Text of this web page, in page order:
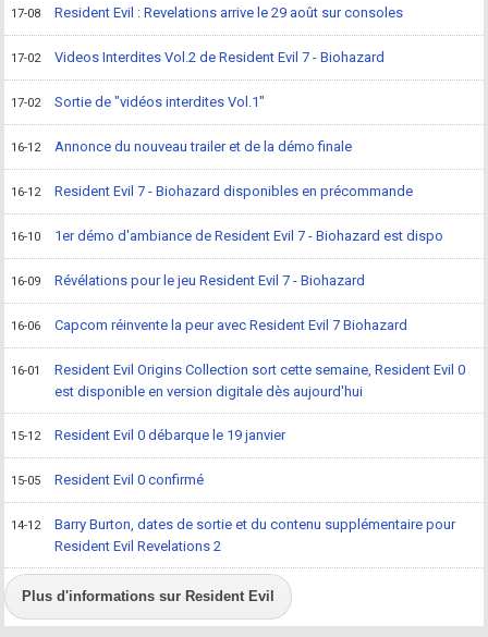
17-08 Resident Evil : Revelations arrive le 29 août sur consoles
17-02 Videos Interdites Vol.2 de Resident Evil 7 - Biohazard
17-02 Sortie de "vidéos interdites Vol.1"
16-12 Annonce du nouveau trailer et de la démo finale
16-12 Resident Evil 7 - Biohazard disponibles en précommande
16-10 1er démo d'ambiance de Resident Evil 7 - Biohazard est dispo
16-09 Révélations pour le jeu Resident Evil 7 - Biohazard
16-06 Capcom réinvente la peur avec Resident Evil 7 Biohazard
16-01
Resident Evil Origins Collection sort cette semaine, Resident Evil 0
est disponible en version digitale dès aujourd'hui
15-12 Resident Evil 0 débarque le 19 janvier
15-05 Resident Evil 0 confirmé
14-12
Barry Burton, dates de sortie et du contenu supplémentaire pour
Resident Evil Revelations 2
Plus d'informations sur Resident Evil